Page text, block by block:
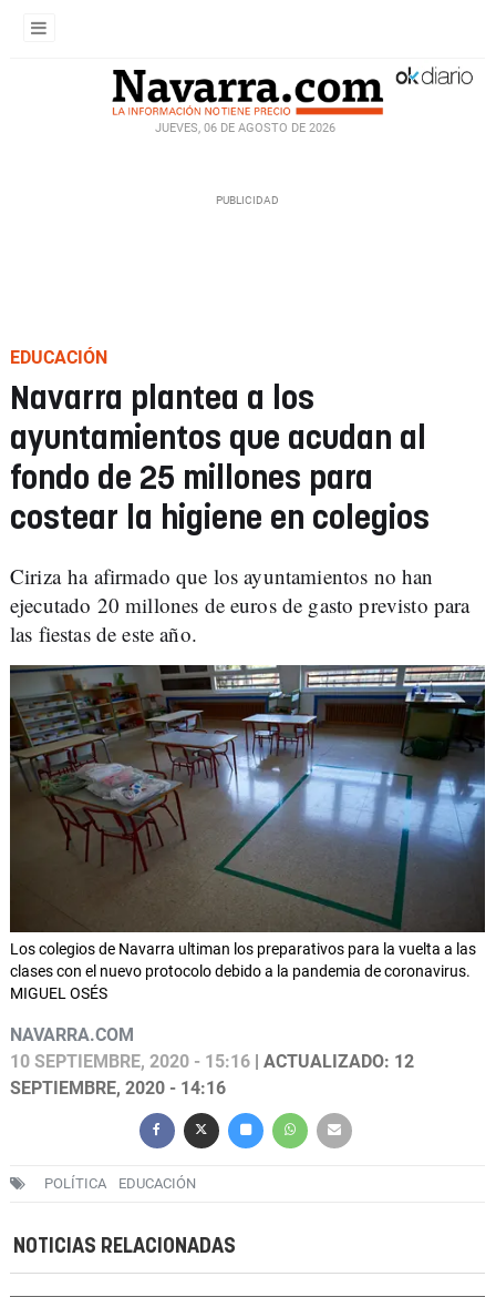
JUEVES, 06 DE AGOSTO DE 2026
EDUCACIÓN
Navarra plantea a los
ayuntamientos que acudan al
fondo de 25 millones para
costear la higiene en colegios
Ciriza ha afirmado que los ayuntamientos no han
ejecutado 20 millones de euros de gasto previsto para
las fiestas de este año.
Los colegios de Navarra ultiman los preparativos para la vuelta a las
clases con el nuevo protocolo debido a la pandemia de coronavirus.
MIGUEL OSÉS
NAVARRA.COM
10 SEPTIEMBRE, 2020 - 15:16 | ACTUALIZADO: 12
SEPTIEMBRE, 2020 - 14:16
POLÍTICA EDUCACIÓN
NOTICIAS RELACIONADAS